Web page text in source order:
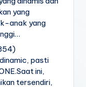
yang
anak yang
pasti
ini,
tersendiri,